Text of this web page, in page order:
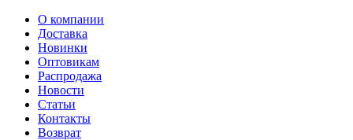
О компании
Доставка
Новинки
Оптовикам
Распродажа
Новости
Статьи
Контакты
Возврат